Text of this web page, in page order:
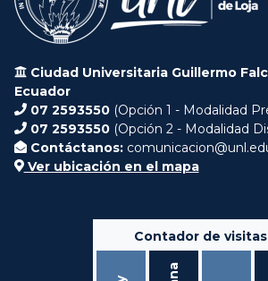
Ciudad Universitaria Guillermo
Ecuador
07 2593550 (Opción 1 - Modalidad
07 2593550 (Opción 2 - Modalidad
Contáctanos:
Ver ubicación en el mapa
Contador de visitas